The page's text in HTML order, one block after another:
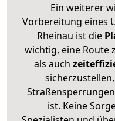
Ein weiterer
Vorbereitung eines
Rheinau ist die
wichtig, eine Route
als auch
ist. Keine